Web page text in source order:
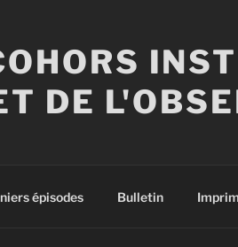
DE
épisodes Bulletin